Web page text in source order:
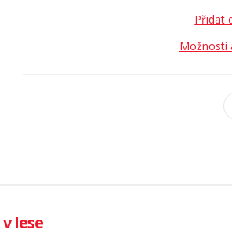
Přidat
Možnosti
lese